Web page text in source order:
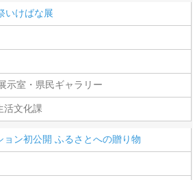
いけばな展
示室・県民ギャラリー
活文化課
ン初公開 ふるさとへの贈り物